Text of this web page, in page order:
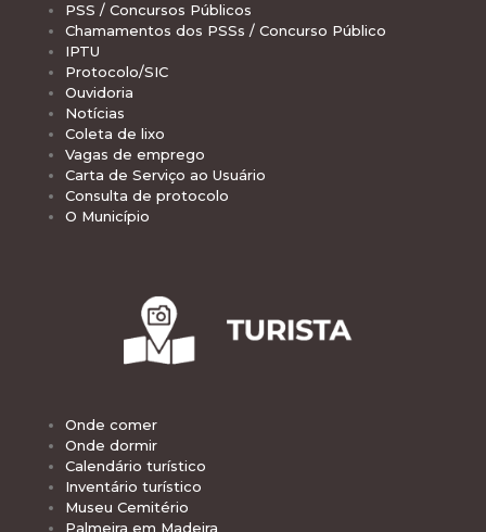
PSS / Concursos Públicos
Chamamentos dos PSSs / Concurso Público
IPTU
Protocolo/SIC
Ouvidoria
Notícias
Coleta de lixo
Vagas de emprego
Carta de Serviço ao Usuário
Consulta de protocolo
O Município
Onde comer
Onde dormir
Calendário turístico
Inventário turístico
Museu Cemitério
Palmeira em Madeira